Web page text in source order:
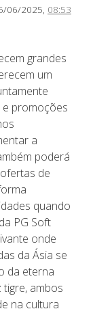
06/2025, 08:53
grandes
um
promoções
a
poderá
de
quando
PG Soft
onde
da Ásia se
da eterna
ambos
na cultura